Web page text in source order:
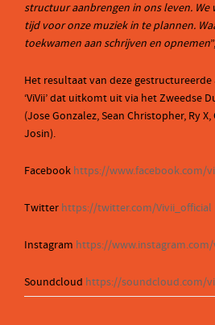
structuur aanbrengen in ons leven. We
tijd voor onze muziek in te plannen.
toekwamen aan schrijven en opnemen
Het resultaat van deze
‘ViVii’ dat uitkomt uit via het Zweedse
(Jose Gonzalez, Sean Christopher, Ry
Josin).
Facebook https://www.facebook.com/
Twitter https://twitter.com/Vivii_official
Instagram https://
Soundcloud https://soundcloud.com/